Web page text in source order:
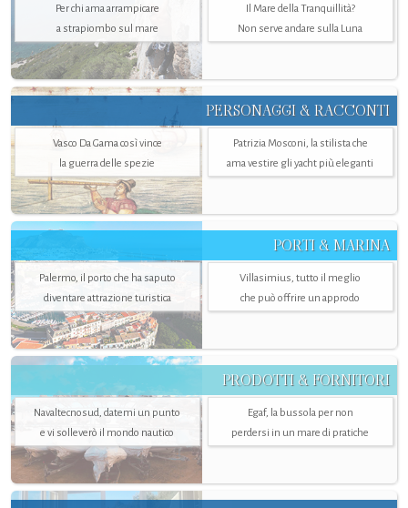
Per chi ama arrampicare
a strapiombo sul mare
Il Mare della Tranquillità?
Non serve andare sulla Luna
PERSONAGGI & RACCONTI
Vasco Da Gama così vince
la guerra delle spezie
Patrizia Mosconi, la stilista che
ama vestire gli yacht più eleganti
PORTI & MARINA
Palermo, il porto che ha saputo
diventare attrazione turistica
Villasimius, tutto il meglio
che può offrire un approdo
PRODOTTI & FORNITORI
Navaltecnosud, datemi un punto
e vi solleverò il mondo nautico
Egaf, la bussola per non
perdersi in un mare di pratiche